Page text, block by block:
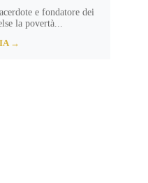
e fondatore dei
la povertà...
→